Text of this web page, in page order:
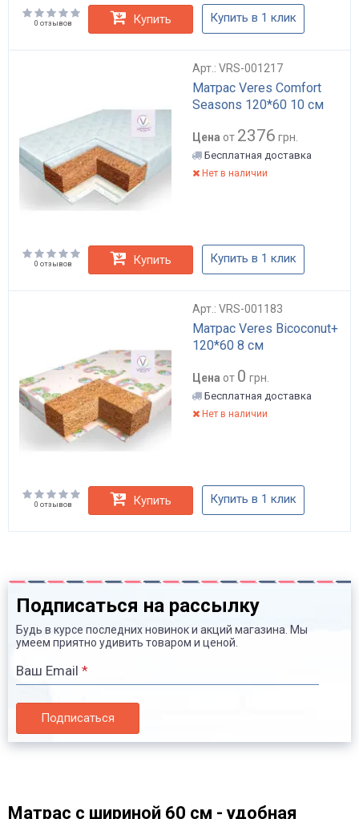
0 отзывов Купить Купить в 1 клик
Арт.: VRS-001217
Матрас Veres Comfort
Seasons 120*60 10 см
Цена от 2376 грн.
Бесплатная доставка
Нет в наличии
0 отзывов Купить Купить в 1 клик
Арт.: VRS-001183
Матрас Veres Bicoconut+
120*60 8 см
Цена от 0 грн.
Бесплатная доставка
Нет в наличии
0 отзывов Купить Купить в 1 клик
Подписаться на рассылку
Будь в курсе последних новинок и акций магазина. Мы
умеем приятно удивить товаром и ценой.
Ваш Email *
Подписаться
Матрас с шириной 60 см - удобная